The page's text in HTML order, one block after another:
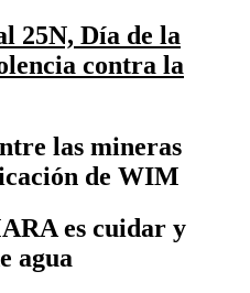
25N, Día de la
contra la
las mineras
de WIM
es cuidar y
agua